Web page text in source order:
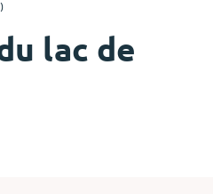
lac de